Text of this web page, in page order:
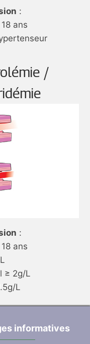
:
ans
/
:
ans
≥ 2g/L
L
informatives